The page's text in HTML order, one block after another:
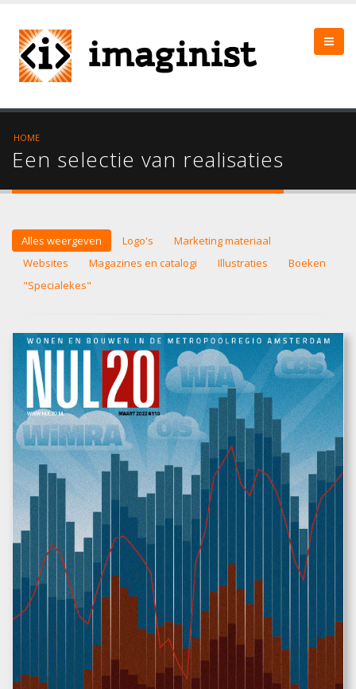
HOME
Een selectie van realisaties
Alles weergeven Logo's
Marketing materiaal
Websites
Magazines en catalogi Illustraties
Boeken
"Specialekes"